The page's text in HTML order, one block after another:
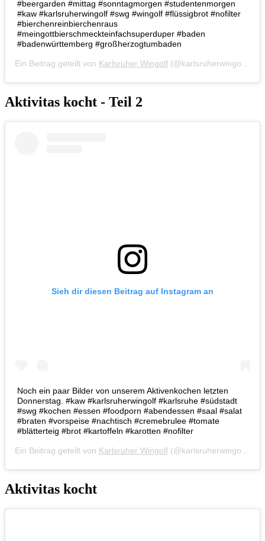
#beergarden #mittag #sonntagmorgen #studentenmorgen
#kaw #karlsruherwingolf #swg #wingolf #flüssigbrot #nofilter
#bierchenreinbierchenraus
#meingottbierschmeckteinfachsuperduper #baden
#badenwürttemberg #großherzogtumbaden
Ein Beitrag geteilt von Karlsruher Wingolf (@karlsruherwingolf) am
Aktivitas kocht - Teil 2
Sieh dir diesen Beitrag auf Instagram an
Noch ein paar Bilder von unserem Aktivenkochen letzten
Donnerstag. #kaw #karlsruherwingolf #karlsruhe #südstadt
#swg #kochen #essen #foodporn #abendessen #saal #salat
#braten #vorspeise #nachtisch #cremebrulee #tomate
#blätterteig #brot #kartoffeln #karotten #nofilter
Ein Beitrag geteilt von Karlsruher Wingolf (@karlsruherwingolf) am
Aktivitas kocht